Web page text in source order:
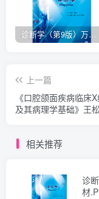
诊断学（第9版）万学红主编_人卫版教材.PDF电子书下载
上一篇
《口腔颌面疾病临床
及其病理学基础》王
相关推荐
诊
材